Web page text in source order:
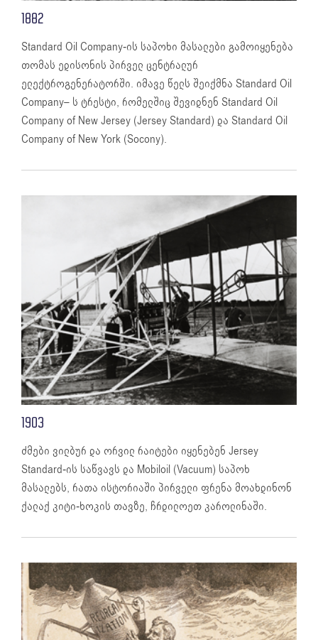
1882
Standard Oil Company-ის საპოხი მასალები გამოიყენება
თომას ედისონის პირველ ცენტრალურ
ელექტროგენერატორში. იმავე წელს შეიქმნა Standard Oil
Company– ს ტრესტი, რომელშიც შევიდნენ Standard Oil
Company of New Jersey (Jersey Standard) და Standard Oil
Company of New York (Socony).
1903
ძმები ვილბურ და ორვილ რაიტები იყენებენ Jersey
Standard-ის საწვავს და Mobiloil (Vacuum) საპოხ
მასალებს, რათა ისტორიაში პირველი ფრენა მოახდინონ
ქალაქ კიტი-ხოკის თავზე, ჩრდილოეთ კაროლინაში.